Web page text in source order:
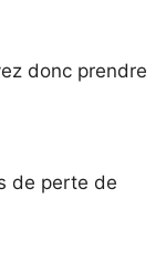
donc prendre
de perte de